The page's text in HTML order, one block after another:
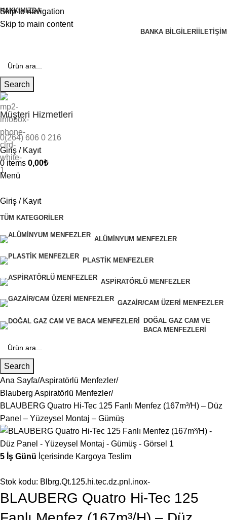
Skip to navigation
Skip to main content
HAKKIMIZDA
BANKA BILGILERI İLETIŞIM
Search
Müşteri Hizmetleri
0(264) 606 0 216
Giriş / Kayıt
0items 0,00₺
Menü
Giriş / Kayıt
TÜM KATEGORILER
ALÜMINYUM MENFEZLER
PLASTIK MENFEZLER
ASPIRATÖRLÜ MENFEZLER
GAZAIR/CAM ÜZERI MENFEZLER
DOĞAL GAZ CAM VE
BACA MENFEZLERI
Search
Ana Sayfa Aspiratörlü Menfezler
Blauberg Aspiratörlü Menfezler
BLAUBERG Quatro Hi-Tec 125 Fanlı Menfez (167m³/H) – Düz
Panel – Yüzeysel Montaj – Gümüş
5 İş Günü İçerisinde Kargoya Teslim
Stok kodu: Blbrg.Qt.125.hi.tec.dz.pnl.inox-
BLAUBERG Quatro Hi-Tec 125